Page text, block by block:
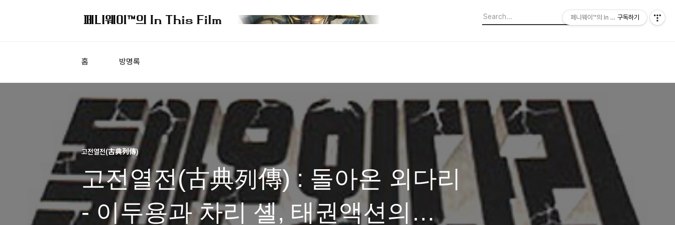
홈 방명록
고전열전(古典列傳)
고전열전(古典列傳) : 돌아온 외다리
- 이두용과 차리 셸, 태권액션의
페니웨이™의 In This Film
구독하기